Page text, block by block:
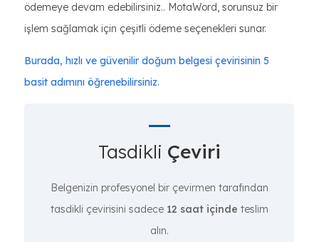
ödemeye devam edebilirsiniz.. MotaWord, sorunsuz bir
işlem sağlamak için çeşitli ödeme seçenekleri sunar.
Burada, hızlı ve güvenilir doğum belgesi çevirisinin 5
basit adımını öğrenebilirsiniz.
Tasdikli Çeviri
Belgenizin profesyonel bir çevirmen tarafından
tasdikli çevirisini sadece 12 saat içinde teslim
alın.